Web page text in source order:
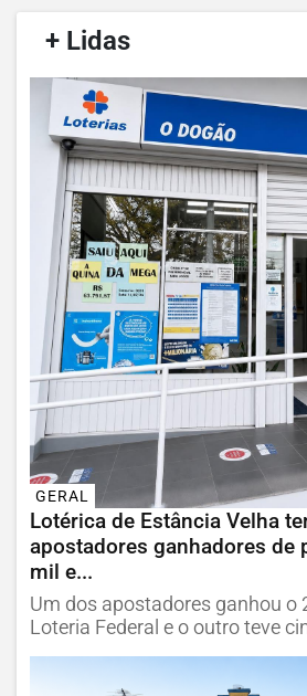
+ Lidas
GERAL
Lotérica de Estância Velha
apostadores ganhadores de
mil e...
Um dos apostadores ganhou o
Loteria Federal e o outro teve